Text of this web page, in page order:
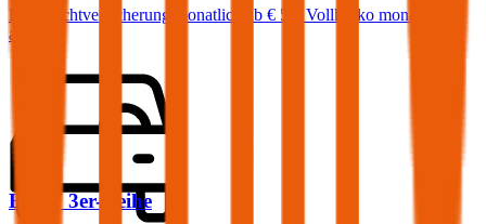
Haftpflichtversicherung monatlich ab € 50
Vollkasko monatlich
ab …
BMW 3er-Reihe